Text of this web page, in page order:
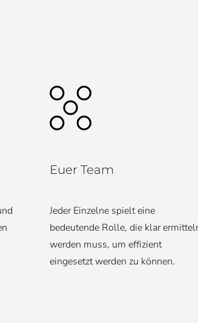
Euer Team
Jeder Einzelne spielt eine
bedeutende Rolle, die klar
werden muss, um effizient
eingesetzt werden zu können.